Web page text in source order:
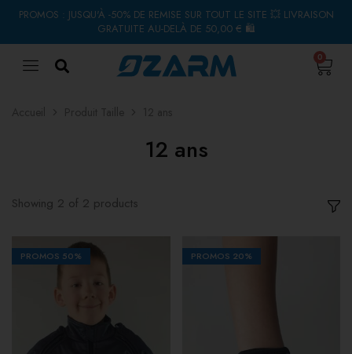
PROMOS : JUSQU'À -50% DE REMISE SUR TOUT LE SITE 💥 LIVRAISON
GRATUITE AU-DELÀ DE 50,00 € 🛍
0
12 ans
Showing 2 of 2 products
PROMOS 50% PROMOS 20%